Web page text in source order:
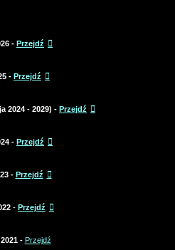
- Przejdź
- Przejdź
2024 - 2029) - Przejdź
- Przejdź
- Przejdź
- Przejdź
- Przejdź